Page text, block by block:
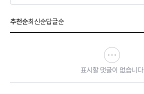
추천순최신순답글순
표시할 댓글이 없습니다